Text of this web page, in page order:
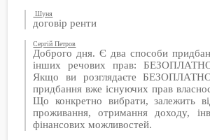
Шуня
договір ренти
Сергій Петров
Доброго дня. Є два способи
інших речових прав:
Якщо ви розглядаєте
придбання вже існуючих прав
Що конкретно вибрати, залежить
проживання, отримання доходу,
фінансових можливостей.